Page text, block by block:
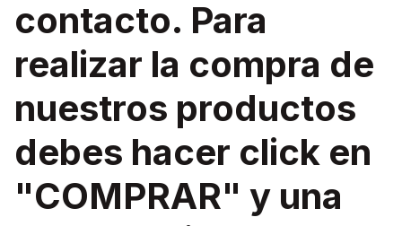
contacto. Para
realizar la compra de
nuestros productos
debes hacer click en
"COMPRAR" y una